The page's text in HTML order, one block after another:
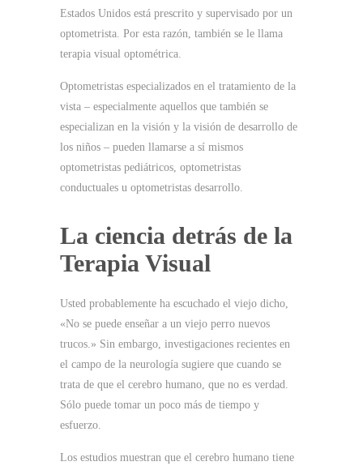
Estados Unidos está prescrito y supervisado por un
optometrista. Por esta razón, también se le llama
terapia visual optométrica.
Optometristas especializados en el tratamiento de la
vista – especialmente aquellos que también se
especializan en la visión y la visión de desarrollo de
los niños – pueden llamarse a sí mismos
optometristas pediátricos, optometristas
conductuales u optometristas desarrollo.
La ciencia detrás de la
Terapia Visual
Usted probablemente ha escuchado el viejo dicho,
«No se puede enseñar a un viejo perro nuevos
trucos.» Sin embargo, investigaciones recientes en
el campo de la neurología sugiere que cuando se
trata de que el cerebro humano, que no es verdad.
Sólo puede tomar un poco más de tiempo y
esfuerzo.
Los estudios muestran que el cerebro humano tiene